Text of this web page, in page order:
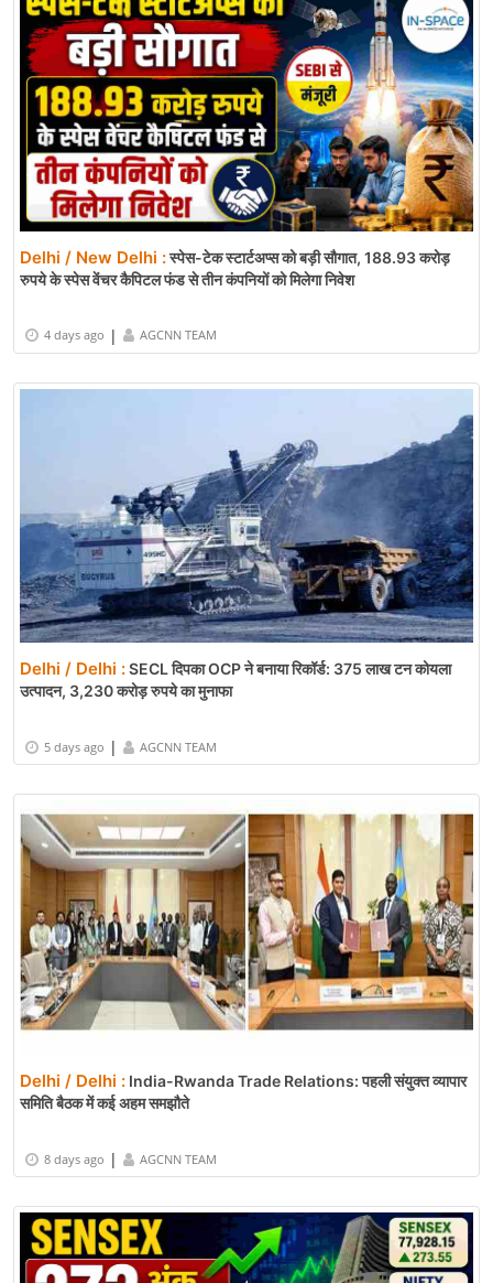
Delhi / New Delhi :स्पेस-टेक स्टार्टअप्स को बड़ी सौगात, 188.93 करोड़
रुपये के स्पेस वेंचर कैपिटल फंड से तीन कंपनियों को मिलेगा निवेश
4 days ago | AGCNN TEAM
Delhi / Delhi :SECL दिपका OCP ने बनाया रिकॉर्ड: 375 लाख टन कोयला
उत्पादन, 3,230 करोड़ रुपये का मुनाफा
5 days ago | AGCNN TEAM
Delhi / Delhi : India-Rwanda Trade Relations: पहली संयुक्त व्यापार
समिति बैठक में कई अहम समझौते
8 days ago | AGCNN TEAM